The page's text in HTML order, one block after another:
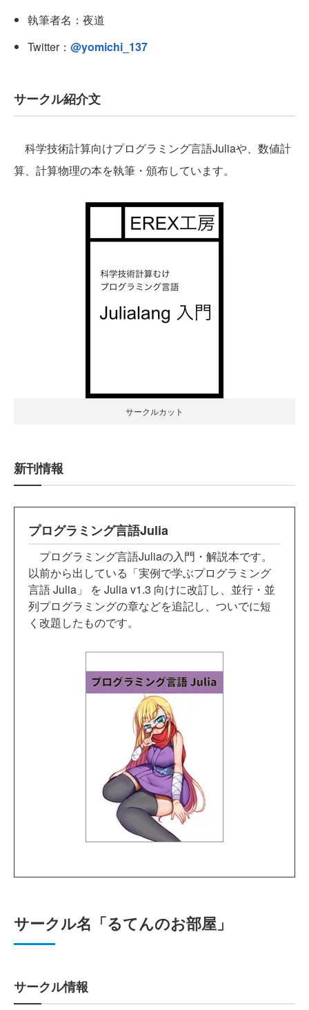
執筆者名：夜道
Twitter： @yomichi_137
サークル紹介文
科学技術計算向けプログラミング言語Juliaや、数値計
算、計算物理の本を執筆・頒布しています。
サークルカット
新刊情報
プログラミング言語Julia
プログラミング言語Juliaの入門・解説本です。
以前から出している「実例で学ぶプログラミング
言語 Julia」 を Julia v1.3 向けに改訂し、並行・並
列プログラミングの章などを追記し、ついでに短
く改題したものです。
サークル名「るてんのお部屋」
サークル情報